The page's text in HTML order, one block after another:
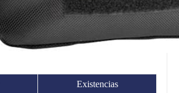
Existencias